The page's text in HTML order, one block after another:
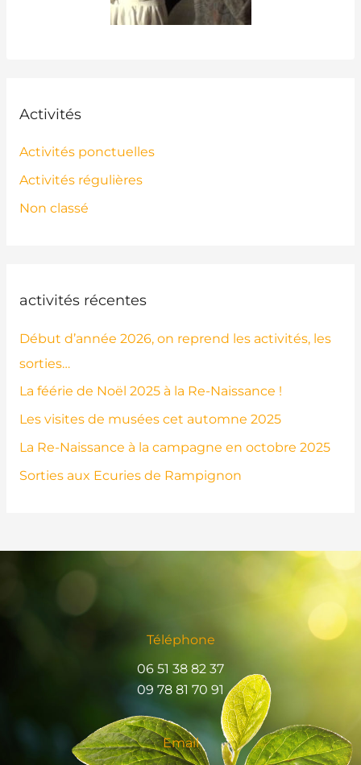
Activités
Activités ponctuelles
Activités régulières
Non classé
activités récentes
Début d’année 2026, on reprend les activités, les
sorties…
La féérie de Noël 2025 à la Re-Naissance !
Les visites de musées cet automne 2025
La Re-Naissance à la campagne en octobre 2025
Sorties aux Ecuries de Rampignon
Téléphone
06 51 38 82 37
09 78 81 70 91
Email